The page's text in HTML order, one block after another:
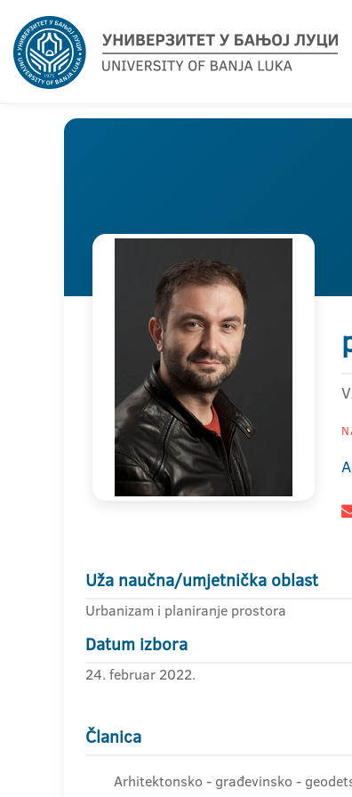
Uža naučna/umjetnička oblast
Urbanizam i planiranje prostora
Datum izbora
24. februar 2022.
Članica
Arhitektonsko - građevinsko -